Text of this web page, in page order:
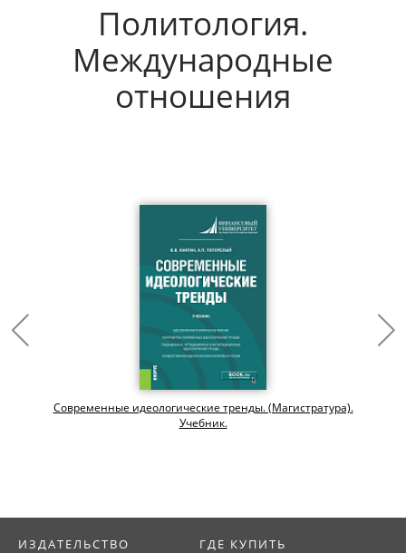
Политология.
Международные
отношения
Современные идеологические тренды. (Магистратура).
Учебник.
ИЗДАТЕЛЬСТВО ГДЕ КУПИТЬ